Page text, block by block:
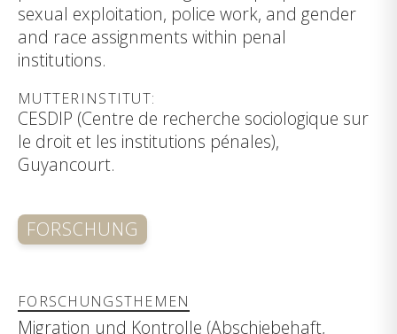
sexual exploitation, police work, and gender
and race assignments within penal
institutions.
MUTTERINSTITUT:
CESDIP (Centre de recherche sociologique sur
le droit et les institutions pénales),
Guyancourt.
FORSCHUNG
FORSCHUNGSTHEMEN
Migration und Kontrolle (Abschiebehaft,